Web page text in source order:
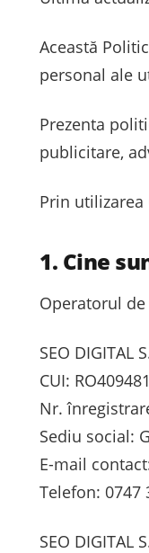
Această
personal ale
Prezenta
publicitare,
Prin utilizarea
1. Cine
Operatorul
SEO DIGITAL
CUI:
Nr.
Sediu social:
E-mail
Telefon: 0747
SEO